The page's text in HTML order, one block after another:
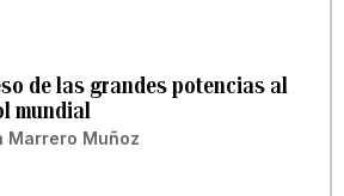
de las grandes potencias al
mundial
Marrero Muñoz